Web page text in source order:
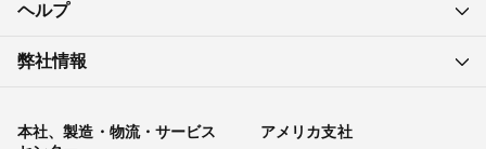
ヘルプ
弊社情報
本社、製造・物流・サービス
アメリカ支社